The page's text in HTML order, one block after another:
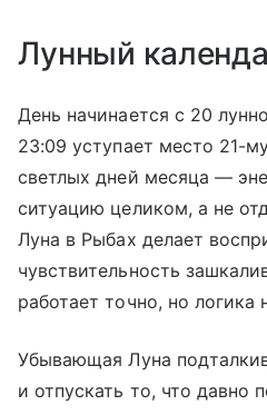
Лунный
День начинается с 20
23:09 уступает место 21-
светлых дней месяца —
ситуацию целиком, а не
Луна в Рыбах делает
чувствительность
работает точно, но логика
Убывающая Луна
и отпускать то, что давно